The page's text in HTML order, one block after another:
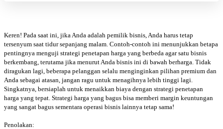
Keren! Pada saat ini, jika Anda adalah pemilik bisnis, Anda harus tetap
tersenyum saat tidur sepanjang malam. Contoh-contoh ini menunjukkan betapa
pentingnya menguji strategi penetapan harga yang berbeda agar satu bisnis
berkembang, terutama jika menurut Anda bisnis ini di bawah berharga. Tidak
diragukan lagi, beberapa pelanggan selalu menginginkan pilihan premium dan
Anda sebagai atasan, jangan ragu untuk menagihnya lebih tinggi lagi.
Singkatnya, bersiaplah untuk menaikkan biaya dengan strategi penetapan
harga yang tepat. Strategi harga yang bagus bisa memberi margin keuntungan
yang sangat bagus sementara operasi bisnis lainnya tetap sama!
Penolakan: